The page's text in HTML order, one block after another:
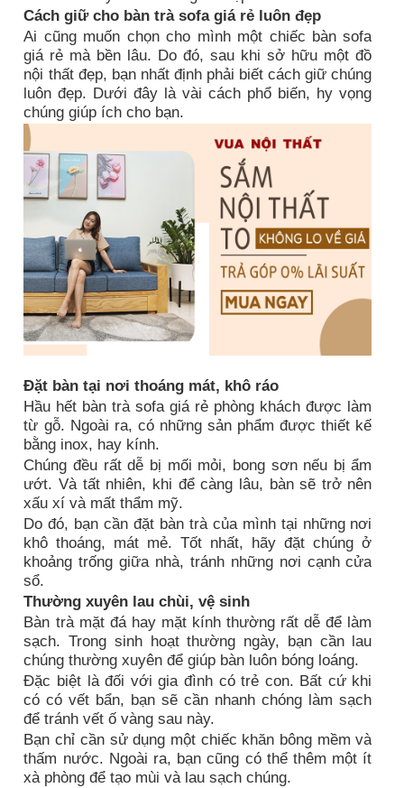
Cách giữ cho bàn trà sofa giá rẻ luôn đẹp
Ai cũng muốn chọn cho mình một chiếc bàn sofa
giá rẻ mà bền lâu. Do đó, sau khi sở hữu một đồ
nội thất đẹp, bạn nhất định phải biết cách giữ chúng
luôn đẹp. Dưới đây là vài cách phổ biến, hy vọng
chúng giúp ích cho bạn.
Đặt bàn tại nơi thoáng mát, khô ráo
Hầu hết bàn trà sofa giá rẻ phòng khách được làm
từ gỗ. Ngoài ra, có những sản phẩm được thiết kế
bằng inox, hay kính.
Chúng đều rất dễ bị mối mỏi, bong sơn nếu bị ẩm
ướt. Và tất nhiên, khi để càng lâu, bàn sẽ trở nên
xấu xí và mất thẩm mỹ.
Do đó, bạn cần đặt bàn trà của mình tại những nơi
khô thoáng, mát mẻ. Tốt nhất, hãy đặt chúng ở
khoảng trống giữa nhà, tránh những nơi cạnh cửa
sổ.
Thường xuyên lau chùi, vệ sinh
Bàn trà mặt đá hay mặt kính thường rất dễ để làm
sạch. Trong sinh hoạt thường ngày, bạn cần lau
chúng thường xuyên để giúp bàn luôn bóng loáng.
Đặc biệt là đối với gia đình có trẻ con. Bất cứ khi
có có vết bẩn, bạn sẽ cần nhanh chóng làm sạch
để tránh vết ố vàng sau này.
Bạn chỉ cần sử dụng một chiếc khăn bông mềm và
thấm nước. Ngoài ra, bạn cũng có thể thêm một ít
xà phòng để tạo mùi và lau sạch chúng.